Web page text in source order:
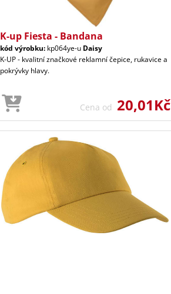
K-up Fiesta - Bandana
kód výrobku: kp064ye-u Daisy
K-UP - kvalitní značkové reklamní čepice, rukavice a
pokrývky hlavy.
Cena od 20,01Kč